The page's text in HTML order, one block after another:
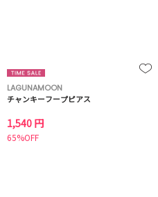
LAGUNAMOON
チャンキーフープピアス
1,540 円
65%OFF